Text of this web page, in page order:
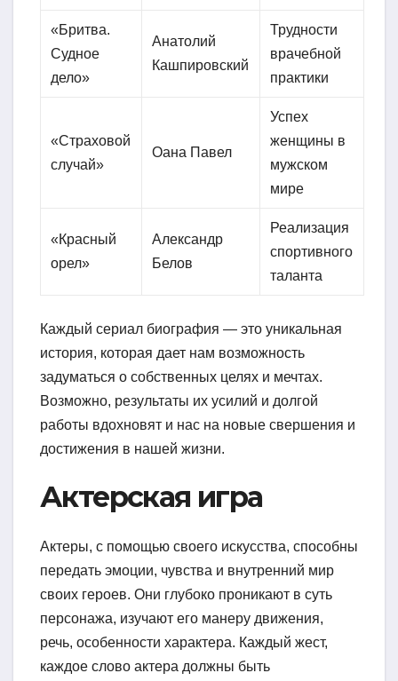
«Бритва.
Судное
дело»
Анатолий
Кашпировский
Трудности
врачебной
практики
«Страховой
случай»
Оана Павел
Успех
женщины в
мужском
мире
«Красный
орел»
Александр
Белов
Реализация
спортивного
таланта
Каждый сериал биография — это уникальная
история, которая дает нам возможность
задуматься о собственных целях и мечтах.
Возможно, результаты их усилий и долгой
работы вдохновят и нас на новые свершения и
достижения в нашей жизни.
Актерская игра
Актеры, с помощью своего искусства, способны
передать эмоции, чувства и внутренний мир
своих героев. Они глубоко проникают в суть
персонажа, изучают его манеру движения,
речь, особенности характера. Каждый жест,
каждое слово актера должны быть